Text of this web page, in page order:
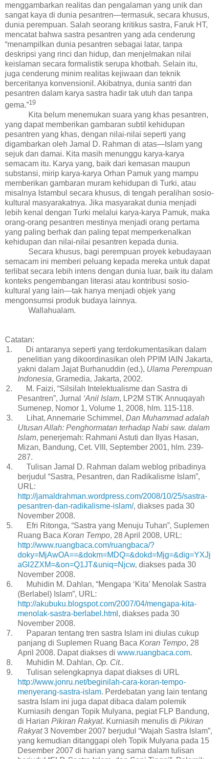
menggambarkan realitas dan pengalaman yang unik dan
sangat kaya di dunia pesantren—termasuk, secara khusus,
dunia perempuan. Salah seorang kritikus sastra, Faruk HT,
mencatat bahwa sastra pesantren yang ada cenderung
“menampilkan dunia pesantren sebagai latar, tanpa
deskripsi yang rinci dan hidup, dan menjelmakan nilai
keislaman secara formalistik serupa khotbah. Selain itu,
juga cenderung minim realitas kejiwaan dan teknik
berceritanya konvensionil. Akibatnya, dunia santri dan
pesantren dalam karya sastra hadir tak utuh dan tanpa
gema.”19
Kita belum menemukan suara yang khas pesantren,
yang dapat memberikan gambaran subtil kehidupan
pesantren yang khas, dengan nilai-nilai seperti yang
digambarkan oleh Jamal D. Rahman di atas—Islam yang
sejuk dan damai. Kita masih menunggu karya-karya
semacam itu. Karya yang, baik dari kemasan maupun
substansi, mirip karya-karya Orhan Pamuk yang mampu
memberikan gambaran muram kehidupan di Turki, atau
misalnya Istambul secara khusus, di tengah peralihan sosio-
kultural masyarakatnya. Jika masyarakat dunia menjadi
lebih kenal dengan Turki melalui karya-karya Pamuk, maka
orang-orang pesantren mestinya menjadi orang pertama
yang paling berhak dan paling tepat memperkenalkan
kehidupan dan nilai-nilai pesantren kepada dunia.
Secara khusus, bagi perempuan proyek kebudayaan
semacam ini memberi peluang kepada mereka untuk dapat
terlibat secara lebih intens dengan dunia luar, baik itu dalam
konteks pengembangan literasi atau kontribusi sosio-
kultural yang lain—tak hanya menjadi objek yang
mengonsumsi produk budaya lainnya.
Wallahualam.
Catatan:
1. Di antaranya seperti yang terdokumentasikan dalam
penelitian yang dikoordinasikan oleh PPIM IAIN Jakarta,
yakni dalam Jajat Burhanuddin (ed.), Ulama Perempuan
Indonesia, Gramedia, Jakarta, 2002.
2. M. Faizi, “Silsilah Intelektualisme dan Sastra di
Pesantren”, Jurnal ‘Anil Islam, LP2M STIK Annuqayah
Sumenep, Nomor 1, Volume 1, 2008, hlm. 115-118.
3.
Lihat, Annemarie Schimmel, Dan Muhammad adalah
Utusan Allah: Penghormatan terhadap Nabi saw. dalam
Islam, penerjemah: Rahmani Astuti dan Ilyas Hasan,
Mizan, Bandung, Cet. VIII, September 2001, hlm. 239-
287.
4. Tulisan Jamal D. Rahman dalam weblog pribadinya
berjudul “Sastra, Pesantren, dan Radikalisme Islam”,
URL:
http://jamaldrahman.wordpress.com/2008/10/25/sastra-
pesantren-dan-radikalisme-islam/, diakses pada 30
November 2008.
5.
Efri Ritonga, “Sastra yang Menuju Tuhan”, Suplemen
Ruang BacaKoran Tempo, 28 April 2008, URL:
http://www.ruangbaca.com/ruangbaca/?
doky=MjAwOA==&dokm=MDQ=&dokd=Mjg=&dig=YXJj
aGl2ZXM=&on=Q1JT&uniq=Njcw, diakses pada 30
November 2008.
6.
Muhidin M. Dahlan, “Mengapa ‘Kita’ Menolak Sastra
(Berlabel) Islam”, URL:
http://akubuku.blogspot.com/2007/04/mengapa-kita-
menolak-sastra-berlabel.html , diakses pada 30
November 2008.
7.
Paparan tentang tren sastra Islam ini diulas cukup
panjang di Suplemen Ruang BacaKoran Tempo, 28
April 2008. Dapat diakses diwww.ruangbaca.com.
8.
Muhidin M. Dahlan, Op. Cit..
9. Tulisan selengkapnya dapat diakses di URL
http://www.jonru.net/beginilah-cara-koran-tempo-
menyerang-sastra-islam. Perdebatan yang lain tentang
sastra Islam ini juga dapat dibaca dalam polemik
Kurniasih dengan Topik Mulyana, pegiat FLP Bandung,
di HarianPikiran Rakyat. Kurniasih menulis diPikiran
Rakyat3 November 2007 berjudul “Wajah Sastra Islam”,
yang kemudian ditanggapi oleh Topik Mulyana pada 15
Desember 2007 di harian yang sama dalam tulisan